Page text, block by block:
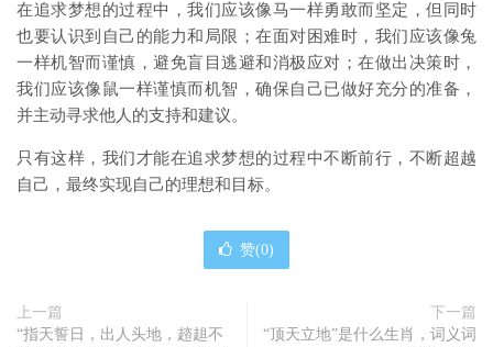
在追求梦想的过程中，我们应该像马一样勇敢而坚定，但同时
也要认识到自己的能力和局限；在面对困难时，我们应该像兔
一样机智而谨慎，避免盲目逃避和消极应对；在做出决策时，
我们应该像鼠一样谨慎而机智，确保自己已做好充分的准备，
并主动寻求他人的支持和建议。
只有这样，我们才能在追求梦想的过程中不断前行，不断超越
自己，最终实现自己的理想和目标。
赞(0)
上一篇
“指天誓日，出人头地，趦趄不
下一篇
“顶天立地”是什么生肖，词义词